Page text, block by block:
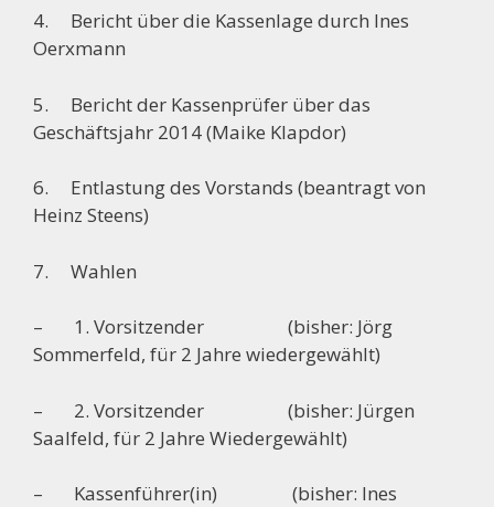
4. Bericht über die Kassenlage durch Ines
Oerxmann
5. Bericht der Kassenprüfer über das
Geschäftsjahr 2014 (Maike Klapdor)
6. Entlastung des Vorstands (beantragt von
Heinz Steens)
7. Wahlen
– 1. Vorsitzender (bisher: Jörg
Sommerfeld, für 2 Jahre wiedergewählt)
– 2. Vorsitzender (bisher: Jürgen
Saalfeld, für 2 Jahre Wiedergewählt)
– Kassenführer(in) (bisher: Ines